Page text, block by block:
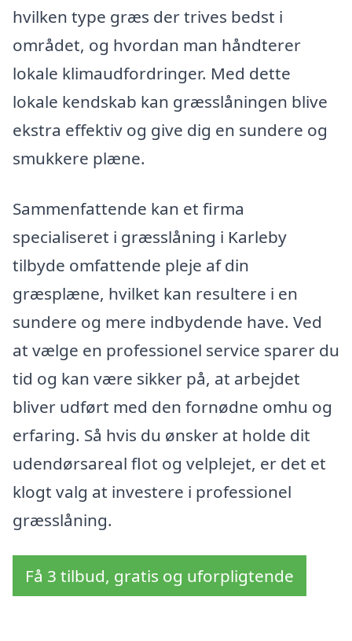
hvilken type græs der trives bedst i
området, og hvordan man håndterer
lokale klimaudfordringer. Med dette
lokale kendskab kan græsslåningen blive
ekstra effektiv og give dig en sundere og
smukkere plæne.
Sammenfattende kan et firma
specialiseret i græsslåning i Karleby
tilbyde omfattende pleje af din
græsplæne, hvilket kan resultere i en
sundere og mere indbydende have. Ved
at vælge en professionel service sparer du
tid og kan være sikker på, at arbejdet
bliver udført med den fornødne omhu og
erfaring. Så hvis du ønsker at holde dit
udendørsareal flot og velplejet, er det et
klogt valg at investere i professionel
græsslåning.
Få 3 tilbud, gratis og uforpligtende